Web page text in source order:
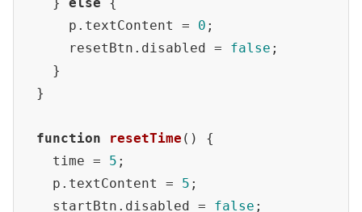
      p.textContent =
0 ;
      resetBtn.disabled =
false ;
    }
  }
function resetTime ( ) {
    time =
5 ;
    p.textContent =
5 ;
    startBtn.disabled =
false ;